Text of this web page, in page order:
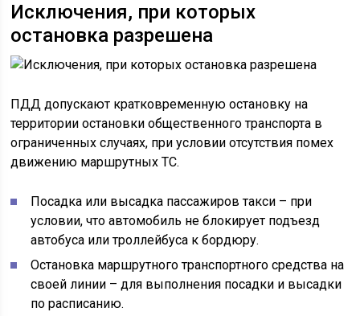
Исключения, при которых
остановка разрешена
ПДД допускают кратковременную остановку на
территории остановки общественного транспорта в
ограниченных случаях, при условии отсутствия помех
движению маршрутных ТС.
Посадка или высадка пассажиров такси – при
условии, что автомобиль не блокирует подъезд
автобуса или троллейбуса к бордюру.
Остановка маршрутного транспортного средства на
своей линии – для выполнения посадки и высадки
по расписанию.